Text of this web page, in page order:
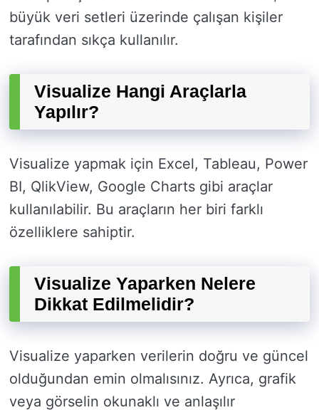
büyük veri setleri üzerinde çalışan kişiler
tarafından sıkça kullanılır.
Visualize Hangi Araçlarla
Yapılır?
Visualize yapmak için Excel, Tableau, Power
BI, QlikView, Google Charts gibi araçlar
kullanılabilir. Bu araçların her biri farklı
özelliklere sahiptir.
Visualize Yaparken Nelere
Dikkat Edilmelidir?
Visualize yaparken verilerin doğru ve güncel
olduğundan emin olmalısınız. Ayrıca, grafik
veya görselin okunaklı ve anlaşılır